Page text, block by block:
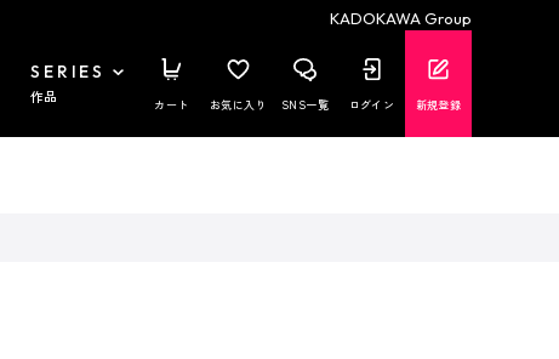
KADOKAWA Group
SERIES
作品 カート お気に入り SNS一覧 ログイン 新規登録